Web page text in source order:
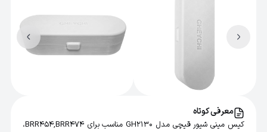
معرفی کوتاه
کیس مینی شیور قیچی مدل GH2130 مناسب برای BRR454,BRR474،